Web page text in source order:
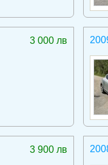
3 000 лв
3 900 лв